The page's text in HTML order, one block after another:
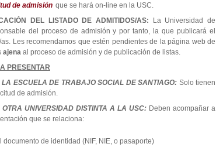
de admisión que se hará on-line en la USC.
DEL LISTADO DE ADMITIDOS/AS:
La Universidad de
del proceso de admisión y por tanto, la que publicará el
Les recomendamos que estén pendientes de la página web de
ajena al proceso de admisión y de publicación de listas.
PRESENTAR
LA ESCUELA DE TRABAJO SOCIAL DE SANTIAGO: Solo tienen
de admisión.
OTRA UNIVERSIDAD DISTINTA A LA USC: Deben acompañar a
que se relaciona:
documento de identidad (NIF, NIE, o pasaporte)